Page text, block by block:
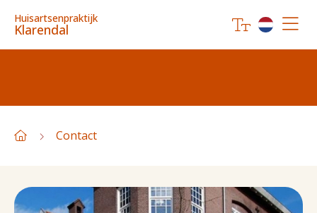
Huisartsenpraktijk
Klarendal
Contact